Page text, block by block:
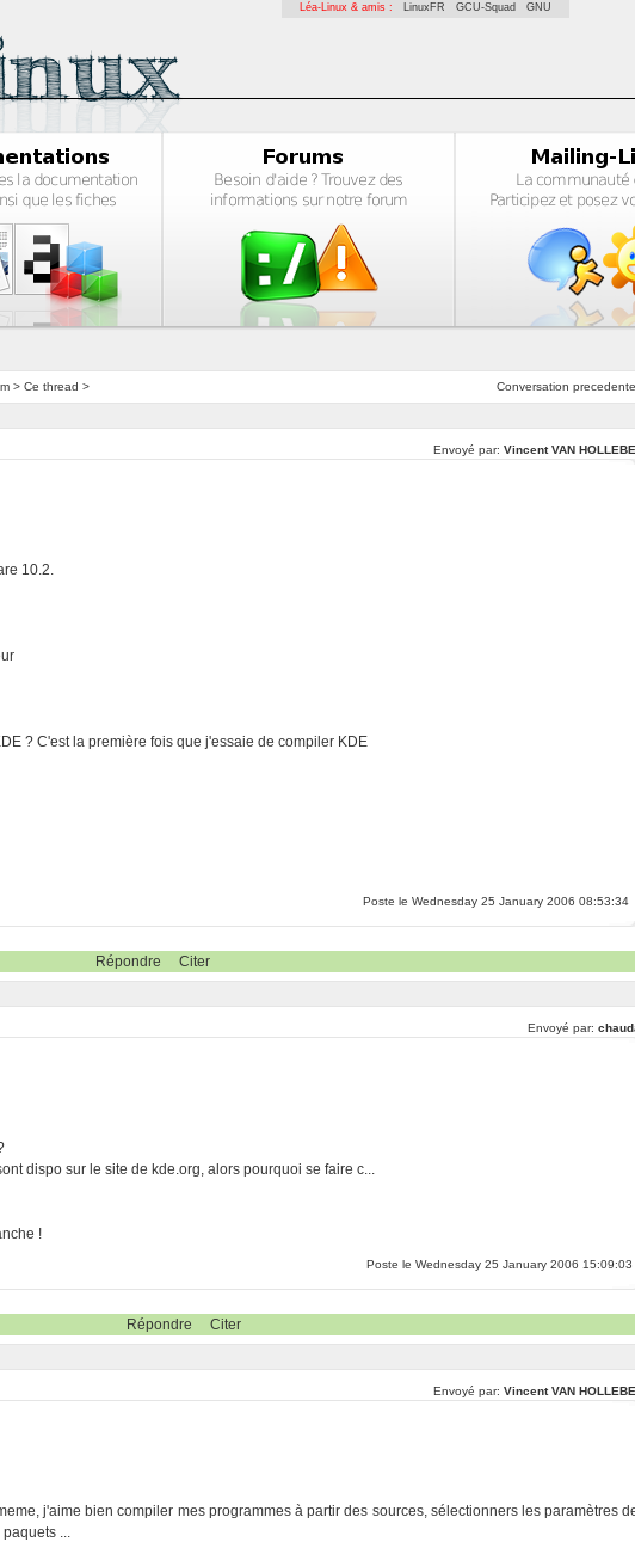
Léa-Linux & amis : LinuxFR GCU-Squad GNU
Conversation precedente
> Ce thread >
Envoyé par: Vincent VAN
10.2.
? C'est la première fois que j'essaie de compiler KDE
Poste le Wednesday 25 January 2006 08:53:34
Répondre Citer
Envoyé par:
dispo sur le site de kde.org, alors pourquoi se faire c...
!
Poste le Wednesday 25 January 2006 15:09:03
Répondre Citer
Envoyé par: Vincent VAN
j'aime bien compiler mes programmes à partir des sources, sélectionners les paramètres
...